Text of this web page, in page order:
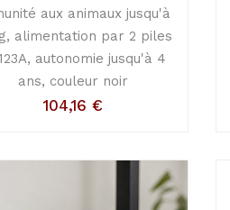
aux animaux jusqu'à
alimentation par 2 piles
autonomie jusqu'à 4
ans, couleur noir
104,16 €